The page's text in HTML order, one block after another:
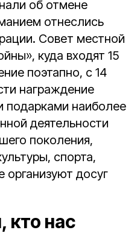
об отмене
отнеслись
Совет местной
куда входят 15
поэтапно, с 14
награждение
подарками наиболее
деятельности
поколения,
спорта,
организуют досуг
кто нас